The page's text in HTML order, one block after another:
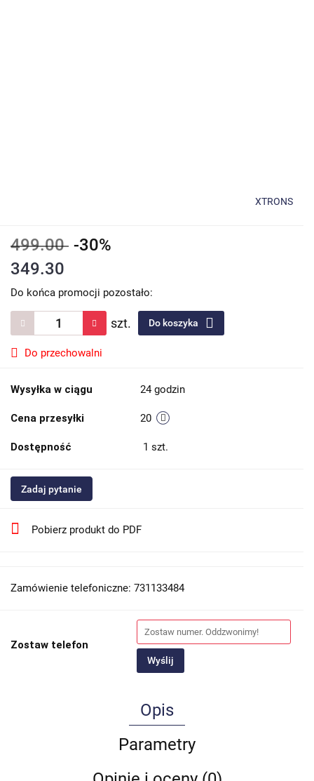
XTRONS
499.00 -30%
349.30
Do końca promocji pozostało:
szt. Do koszyka
Do przechowalni
Wysyłka w ciągu 24 godzin
Cena przesyłki 20
Dostępność 1 szt.
Zadaj pytanie
Pobierz produkt do PDF
Zamówienie telefoniczne: 731133484
Zostaw telefon
Wyślij
Opis
Parametry